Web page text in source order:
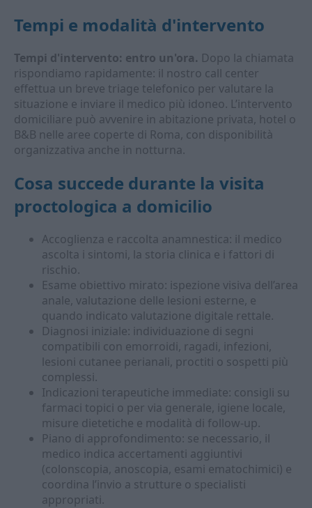
Tempi e modalità d'intervento
Tempi d'intervento: entro un'ora. Dopo la chiamata
rispondiamo rapidamente: il nostro call center
effettua un breve triage telefonico per valutare la
situazione e inviare il medico più idoneo. L’intervento
domiciliare può avvenire in abitazione privata, hotel o
B&B nelle aree coperte di Roma, con disponibilità
organizzativa anche in notturna.
Cosa succede durante la visita
proctologica a domicilio
Accoglienza e raccolta anamnestica: il medico
ascolta i sintomi, la storia clinica e i fattori di
rischio.
Esame obiettivo mirato: ispezione visiva dell’area
anale, valutazione delle lesioni esterne, e
quando indicato valutazione digitale rettale.
Diagnosi iniziale: individuazione di segni
compatibili con emorroidi, ragadi, infezioni,
lesioni cutanee perianali, proctiti o sospetti più
complessi.
Indicazioni terapeutiche immediate: consigli su
farmaci topici o per via generale, igiene locale,
misure dietetiche e modalità di follow-up.
Piano di approfondimento: se necessario, il
medico indica accertamenti aggiuntivi
(colonscopia, anoscopia, esami ematochimici) e
coordina l’invio a strutture o specialisti
appropriati.